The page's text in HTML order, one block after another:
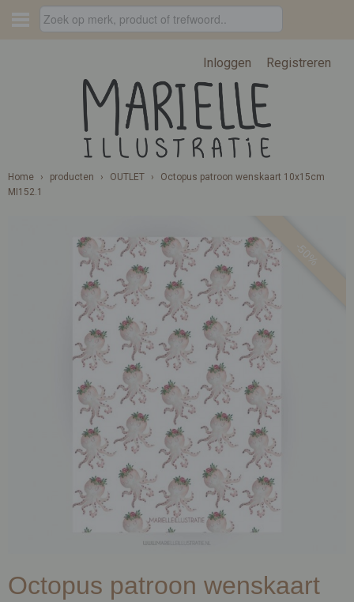
Inloggen Registreren
Home › producten › OUTLET ›
Octopus patroon wenskaart 10x15cm
MI152.1
-50%
Octopus patroon wenskaart